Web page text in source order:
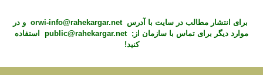
برای انتشار مطالب در سايت با آدرسorwi-info@rahekargar.net و در
موارد ديگر برای تماس با سازمان از;public@rahekargar.net
استفاده
کنید!